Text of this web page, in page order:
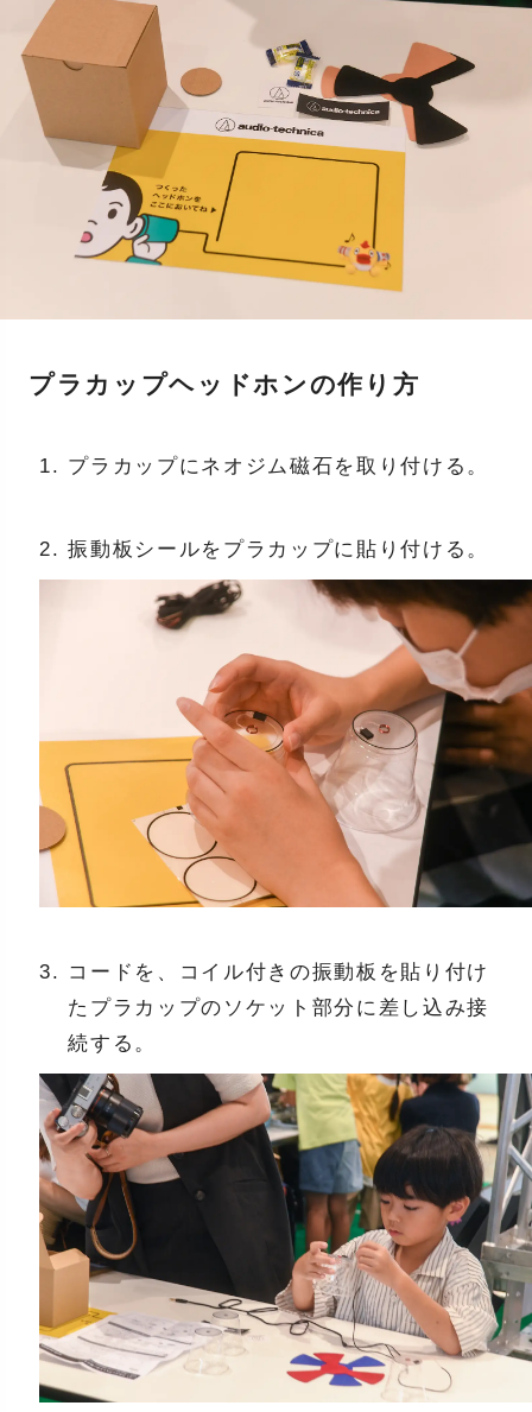
プラカップヘッドホンの作り方
プラカップにネオジム磁石を取り付ける。
振動板シールをプラカップに貼り付ける。
コードを、コイル付きの振動板を貼り付け
たプラカップのソケット部分に差し込み接
続する。